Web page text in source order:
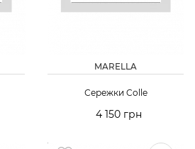
MARELLA
Сережки Colle
4 150 грн